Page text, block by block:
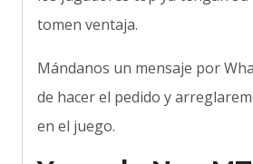
tomen ventaja.
Mándanos un mensaje por
de hacer el pedido y
en el juego.